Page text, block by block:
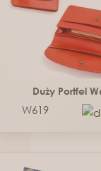
Duży Portfel
W619